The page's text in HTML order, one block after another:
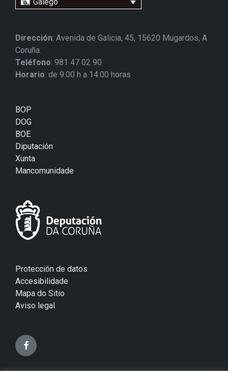
Dirección: Avenida de Galicia, 45, 15620 Mugardos, A
Coruña.
Teléfono: 981 47 02 90
Horario: de 9.00 h a 14.00 horas
BOP
DOG
BOE
Diputación
Xunta
Mancomunidade
Protección de datos
Accesibilidade
Mapa do Sitio
Aviso legal